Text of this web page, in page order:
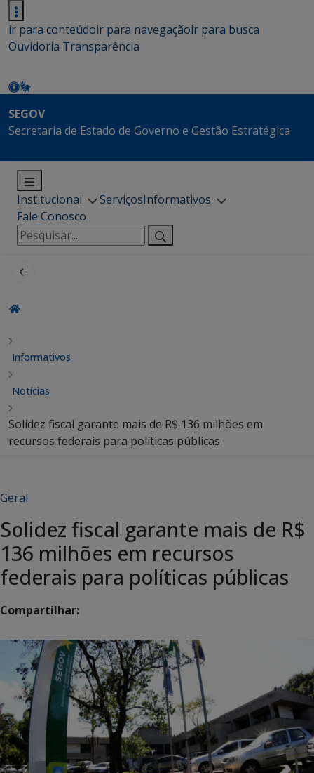
ir para conteúdoir para navegaçãoir para busca
Ouvidoria Transparência
SEGOV
Secretaria de Estado de Governo e Gestão Estratégica
Institucional ServiçosInformativos
Fale Conosco
Pesquisar
por:
Informativos
Notícias
Solidez fiscal garante mais de R$ 136 milhões em
recursos federais para políticas públicas
Geral
Solidez fiscal garante mais de R$
136 milhões em recursos
federais para políticas públicas
Compartilhar: